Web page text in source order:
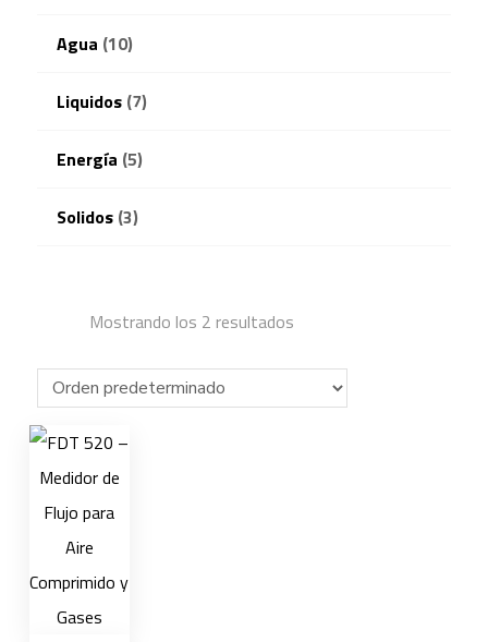
Agua (10)
Liquidos(7)
Energía (5)
Solidos(3)
Mostrando los 2 resultados